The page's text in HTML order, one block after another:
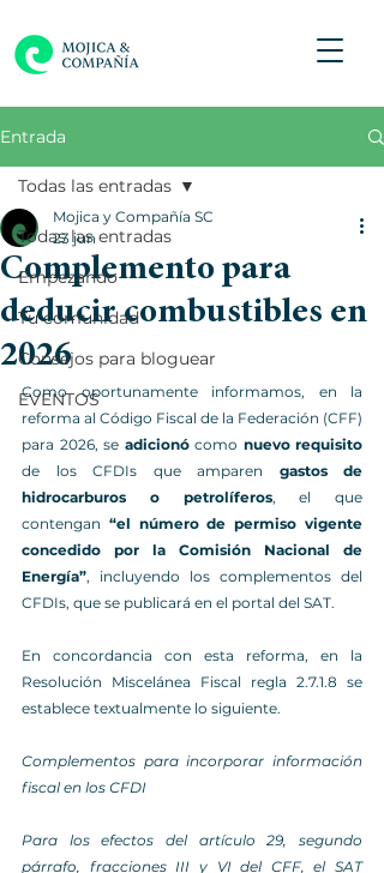
Entrada
Todas las entradas
Empezando
Tu comunidad
Consejos para bloguear
EVENTOS
Todas las entradas
Complemento para
deducir combustibles en
2026
Mojica y Compañía SC
23 jun
Como oportunamente informamos, en la
reforma al Código Fiscal de la Federación (CFF)
para 2026, se adicionó como nuevo requisito
de los CFDIs que amparen gastos de
hidrocarburos o petrolíferos, el que
contengan “el número de permiso vigente
concedido por la Comisión Nacional de
Energía”, incluyendo los complementos del
CFDIs, que se publicará en el portal del SAT.
En concordancia con esta reforma, en la
Resolución Miscelánea Fiscal regla 2.7.1.8 se
establece textualmente lo siguiente.
Complementos para incorporar información
fiscal en los CFDI
Para los efectos del artículo 29, segundo
párrafo, fracciones III y VI del CFF, el SAT